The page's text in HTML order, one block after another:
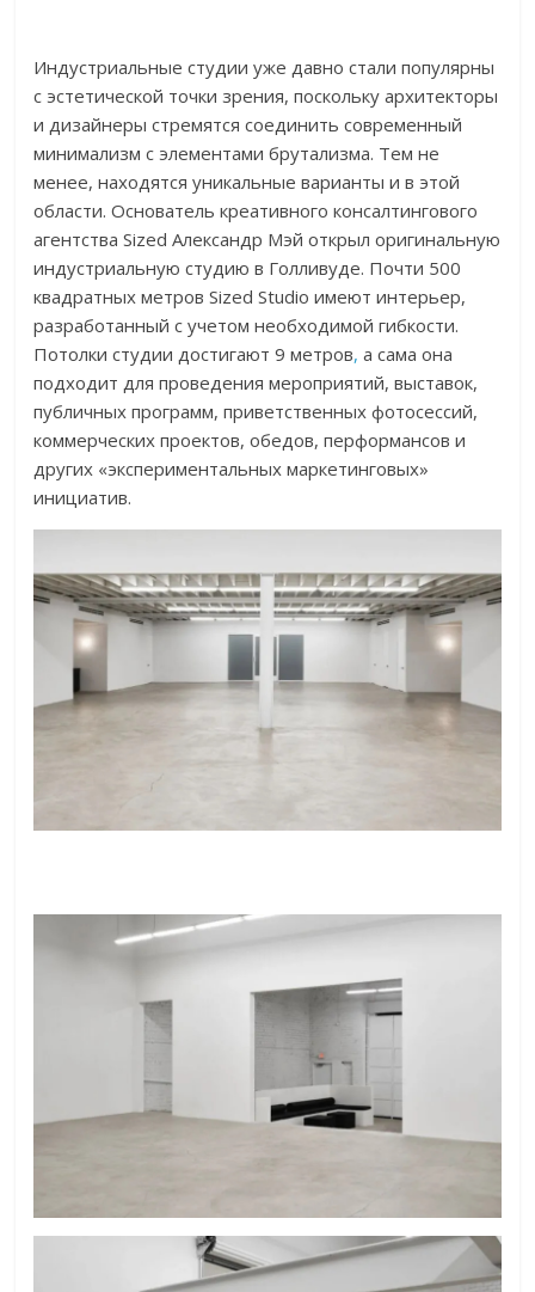
Индустриальные студии уже давно стали популярны
с эстетической точки зрения, поскольку архитекторы
и дизайнеры стремятся соединить современный
минимализм с элементами брутализма. Тем не
менее, находятся уникальные варианты и в этой
области. Основатель креативного консалтингового
агентства Sized Александр Мэй открыл оригинальную
индустриальную студию в Голливуде. Почти 500
квадратных метров Sized Studio имеют интерьер,
разработанный с учетом необходимой гибкости.
Потолки студии достигают 9 метров, а сама она
подходит для проведения мероприятий, выставок,
публичных программ, приветственных фотосессий,
коммерческих проектов, обедов, перформансов и
других «экспериментальных маркетинговых»
инициатив.